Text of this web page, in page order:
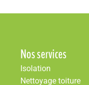
Nos services
Isolation
Nettoyage toiture